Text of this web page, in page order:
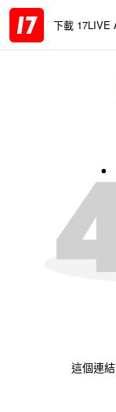
下載 17LIVE
這個連